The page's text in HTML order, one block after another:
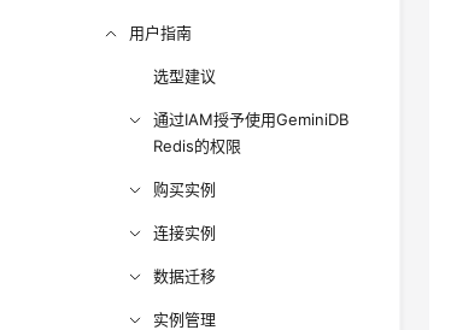
用户指南
选型建议
通过IAM授予使用GeminiDB
Redis的权限
购买实例
连接实例
数据迁移
实例管理